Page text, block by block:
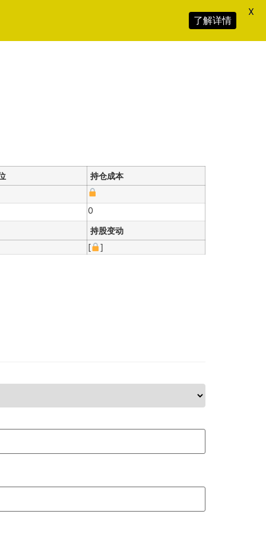
持仓成本
0
持股变动
[
]
了解详情
X